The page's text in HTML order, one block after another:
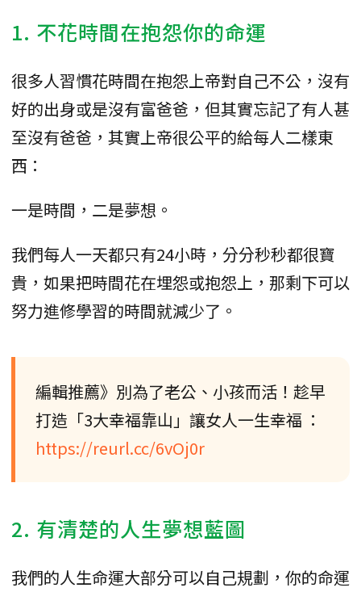
1. 不花時間在抱怨你的命運
很多人習慣花時間在抱怨上帝對自己不公，沒有
好的出身或是沒有富爸爸，但其實忘記了有人甚
至沒有爸爸，其實上帝很公平的給每人二樣東
西：
一是時間，二是夢想。
我們每人一天都只有24小時，分分秒秒都很寶
貴，如果把時間花在埋怨或抱怨上，那剩下可以
努力進修學習的時間就減少了。
編輯推薦》別為了老公、小孩而活！趁早
打造「3大幸福靠山」讓女人一生幸福 ：
https://reurl.cc/6vOj0r
2. 有清楚的人生夢想藍圖
我們的人生命運大部分可以自己規劃，你的命運